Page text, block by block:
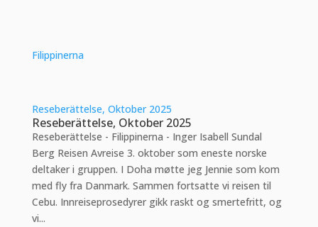
Filippinerna
Reseberättelse, Oktober 2025
Reseberättelse, Oktober 2025
Reseberättelse - Filippinerna - Inger Isabell Sundal
Berg Reisen Avreise 3. oktober som eneste norske
deltaker i gruppen. I Doha møtte jeg Jennie som kom
med fly fra Danmark. Sammen fortsatte vi reisen til
Cebu. Innreiseprosedyrer gikk raskt og smertefritt, og
vi...